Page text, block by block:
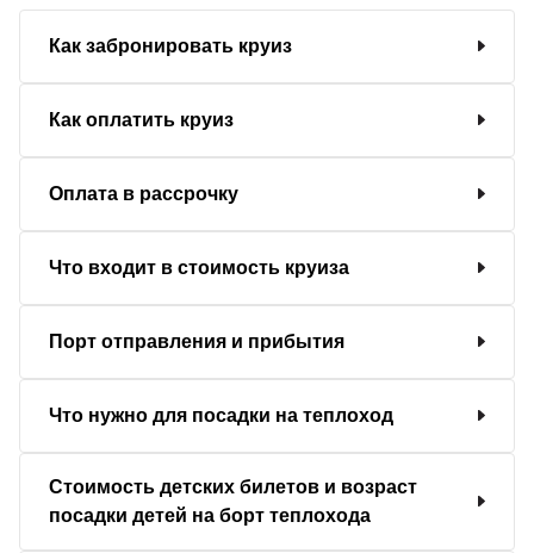
Как забронировать круиз
Как оплатить круиз
Оплата в рассрочку
Что входит в стоимость круиза
Порт отправления и прибытия
Что нужно для посадки на теплоход
Стоимость детских билетов и возраст
посадки детей на борт теплохода